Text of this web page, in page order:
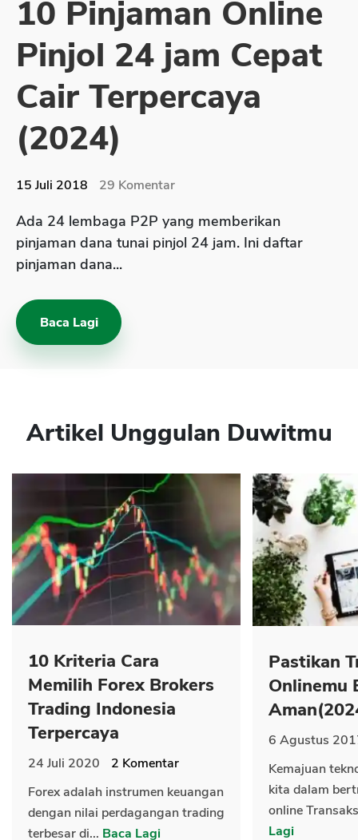
Sekuritas Saham
Bank Digital
Crypto
Assets Crypto
Exchange
Asuransi Kesehatan
Asuransi Syariah
10 Pinjaman Online
Pinjol 24 jam Cepat
Cair Terpercaya
(2024)
15 Juli 2018 29 Komentar
Ada 24 lembaga P2P yang memberikan
pinjaman dana tunai pinjol 24 jam. Ini daftar
pinjaman dana...
Baca Lagi
Artikel Unggulan Duwitmu
10 Kriteria Cara
Memilih Forex Brokers
Trading Indonesia
Terpercaya
24 Juli 2020 2 Komentar
Forex adalah instrumen keuangan
dengan nilai perdagangan trading
terbesar di... Baca Lagi
Pastikan
Onlinemu
6 Agustus
Kemajuan
kita dalam
online
Lagi